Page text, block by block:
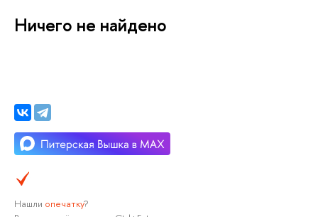
Ничего не найдено
Нашли опечатку?